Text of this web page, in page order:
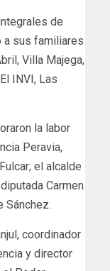
de
a sus familiares
Villa Majega,
INVI, Las
la labor
Peravia,
el alcalde
Carmen
Sánchez.
coordinador
y director